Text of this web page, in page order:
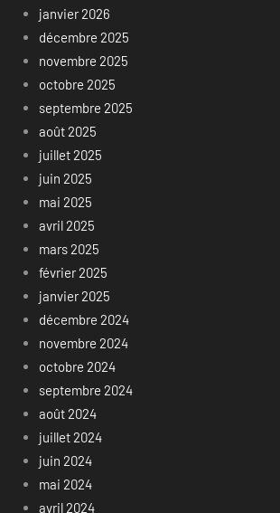
janvier 2026
décembre 2025
novembre 2025
octobre 2025
septembre 2025
août 2025
juillet 2025
juin 2025
mai 2025
avril 2025
mars 2025
février 2025
janvier 2025
décembre 2024
novembre 2024
octobre 2024
septembre 2024
août 2024
juillet 2024
juin 2024
mai 2024
avril 2024